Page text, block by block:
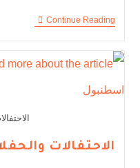
Continue Reading
الاحتفالات